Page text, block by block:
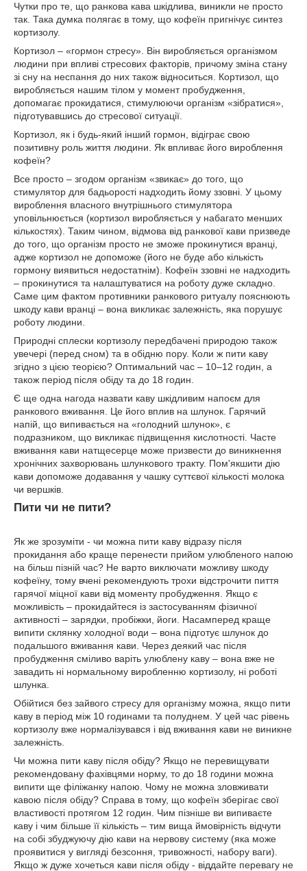
Чутки про те, що ранкова кава шкідлива, виникли не просто
так. Така думка полягає в тому, що кофеїн пригнічує синтез
кортизолу.
Кортизол – «гормон стресу». Він виробляється організмом
людини при впливі стресових факторів, причому зміна стану
зі сну на неспання до них також відноситься. Кортизол, що
виробляється нашим тілом у момент пробудження,
допомагає прокидатися, стимулюючи організм «зібратися»,
підготувавшись до стресової ситуації.
Кортизол, як і будь-який інший гормон, відіграє свою
позитивну роль життя людини. Як впливає його вироблення
кофеїн?
Все просто – згодом організм «звикає» до того, що
стимулятор для бадьорості надходить йому ззовні. У цьому
вироблення власного внутрішнього стимулятора
уповільнюється (кортизол виробляється у набагато менших
кількостях). Таким чином, відмова від ранкової кави призведе
до того, що організм просто не зможе прокинутися вранці,
адже кортизол не допоможе (його не буде або кількість
гормону виявиться недостатнім). Кофеїн ззовні не надходить
– прокинутися та налаштуватися на роботу дуже складно.
Саме цим фактом противники ранкового ритуалу пояснюють
шкоду кави вранці – вона викликає залежність, яка порушує
роботу людини.
Природні сплески кортизолу передбачені природою також
увечері (перед сном) та в обідню пору. Коли ж пити каву
згідно з цією теорією? Оптимальний час – 10–12 годин, а
також період після обіду та до 18 годин.
Є ще одна нагода назвати каву шкідливим напоєм для
ранкового вживання. Це його вплив на шлунок. Гарячий
напій, що випивається на «голодний шлунок», є
подразником, що викликає підвищення кислотності. Часте
вживання кави натщесерце може призвести до виникнення
хронічних захворювань шлункового тракту. Пом'якшити дію
кави допоможе додавання у чашку суттєвої кількості молока
чи вершків.
Пити чи не пити?
Як же зрозуміти - чи можна пити каву відразу після
прокидання або краще перенести прийом улюбленого напою
на більш пізній час? Не варто виключати можливу шкоду
кофеїну, тому вчені рекомендують трохи відстрочити пиття
гарячої міцної кави від моменту пробудження. Якщо є
можливість – прокидайтеся із застосуванням фізичної
активності – зарядки, пробіжки, йоги. Насамперед краще
випити склянку холодної води – вона підготує шлунок до
подальшого вживання кави. Через деякий час після
пробудження сміливо варіть улюблену каву – вона вже не
завадить ні нормальному виробленню кортизолу, ні роботі
шлунка.
Обійтися без зайвого стресу для організму можна, якщо пити
каву в період між 10 годинами та полуднем. У цей час рівень
кортизолу вже нормалізувався і від вживання кави не виникне
залежність.
Чи можна пити каву після обіду? Якщо не перевищувати
рекомендовану фахівцями норму, то до 18 години можна
випити ще філіжанку напою. Чому не можна зловживати
кавою після обіду? Справа в тому, що кофеїн зберігає свої
властивості протягом 12 годин. Чим пізніше ви випиваєте
каву і чим більше її кількість – тим вища ймовірність відчути
на собі збуджуючу дію кави на нервову систему (яка може
проявитися у вигляді безсоння, тривожності, набору ваги).
Якщо ж дуже хочеться кави після обіду - віддайте перевагу не